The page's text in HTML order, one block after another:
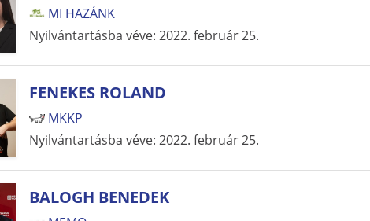
MI HAZÁNK
Nyilvántartásba véve: 2022. február 25.
FENEKES ROLAND
MKKP
Nyilvántartásba véve: 2022. február 25.
BALOGH BENEDEK